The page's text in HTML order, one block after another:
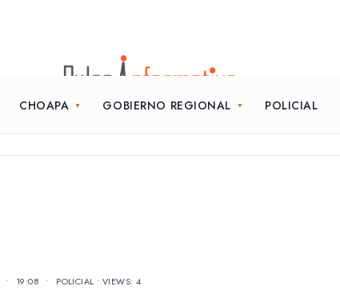
CHOAPA GOBIERNO REGIONAL POLICIAL
• 19:08 • POLICIAL • VIEWS: 4